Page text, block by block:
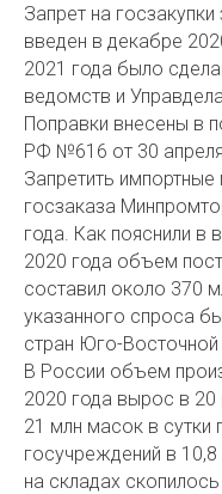
Запрет на
введен в декабре
2021 года было
ведомств и
Поправки внесены в
РФ №616 от 30 апреля
Запретить
госзаказа
года. Как пояснили в
2020 года объем
составил около 370
указанного спроса
стран Юго-Восточной
В России объем
2020 года вырос в 20
21 млн масок в сутки
госучреждений в 10,8
на складах